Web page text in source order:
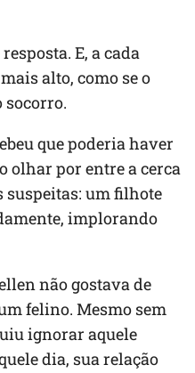
E, a cada
alto, como se o
que poderia haver
olhar por entre a cerca
suspeitas: um filhote
implorando
não gostava de
felino. Mesmo sem
ignorar aquele
dia, sua relação